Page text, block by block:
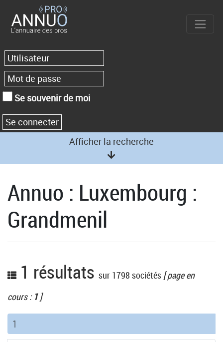
Se souvenir de moi
Afficher la recherche
Annuo : Luxembourg :
Grandmenil
1 résultats sur 1798 sociétés [ page en
cours : 1]
1